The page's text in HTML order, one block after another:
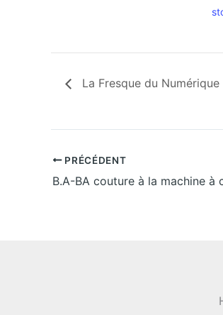
La Fresque du Numérique
PRÉCÉDENT
B.A-BA couture à la machine à